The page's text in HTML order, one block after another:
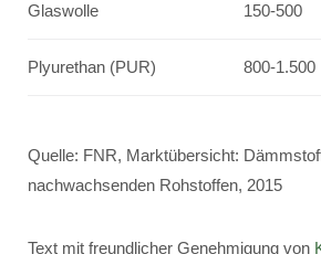
Glaswolle 150-500
Plyurethan (PUR) 800-1.500
Quelle: FNR, Marktübersicht:
nachwachsenden Rohstoffen, 2015
Text mit freundlicher Genehmigung von